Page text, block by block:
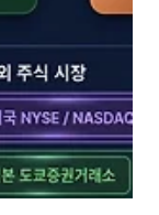
문에, 피해자가..